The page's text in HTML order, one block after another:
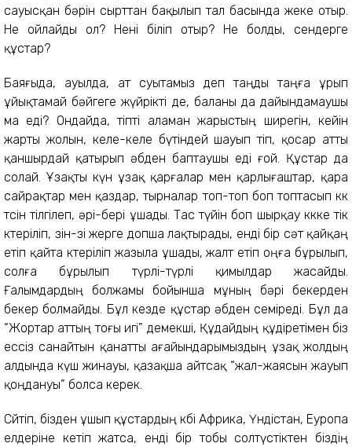
сауысқан бәрін сырттан бақылып тал басында жеке отыр.
Не ойлайды ол? Нені біліп отыр? Не болды, сендерге
құстар?
Баяғыда, ауылда, ат суытамыз деп таңды таңға ұрып
ұйықтамай бәйгеге жүйрікті де, баланы да дайындамаушы
ма еді? Ондайда, тіпті аламан жарыстың ширегін, кейін
жарты жолын, келе-келе бүтіндей шауып өтіп, қосар атты
қаншырдай қатырып әбден баптаушы еді ғой. Құстар да
солай. Ұзақты күн ұзақ қарғалар мен қарлығаштар, қара
сайрақтар мен қаздар, тырналар топ-топ боп топтасып көк
төсін тілгілеп, әрі-бері ұшады. Тас түйін боп шырқау көкке тік
көтеріліп, өзін-өзі жерге допша лақтырады, енді бір сәт қайқаң
етіп қайта көтеріліп жазыла ұшады, жалт етіп оңға бұрылып,
солға бұрылып түрлі-түрлі қимылдар жасайды.
Ғалымдардың болжамы бойынша мұның бәрі бекерден
бекер болмайды. Бұл кезде құстар әбден семіреді. Бұл да
“Жортар аттың тоғы игі” демекші, Құдайдың құдіретімен біз
ессіз санайтын қанатты ағайындарымыздың ұзақ жолдың
алдында күш жинауы, қазақша айтсақ “жал-жаясын жауып
қоңдануы” болса керек.
Сөйтіп, бізден ұшып құстардың көбі Африка, Үндістан, Еуропа
елдеріне кетіп жатса, енді бір тобы солтүстіктен біздің